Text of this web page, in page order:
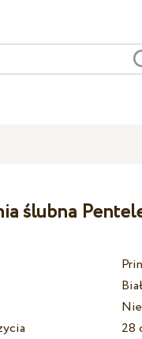
ślubna
Nie
28